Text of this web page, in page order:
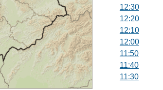
12:30
12:20
12:10
12:00
11:50
11:40
11:30